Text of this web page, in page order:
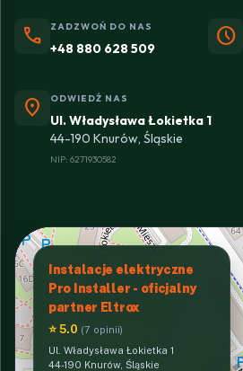
phone ZADZWOŃ DO NAS
+48 880 628 509 schedule
location_on ODWIEDŹ NAS
Ul. Władysława Łokietka 1
44-190 Knurów, Śląskie
NIP: 6271930582
Instalacje elektryczne
Pro Installer - oficjalny
partner Eltrox
⭐ 5.0 (7 opinii)
Ul. Władysława Łokietka 1
44-190 Knurów, Śląskie